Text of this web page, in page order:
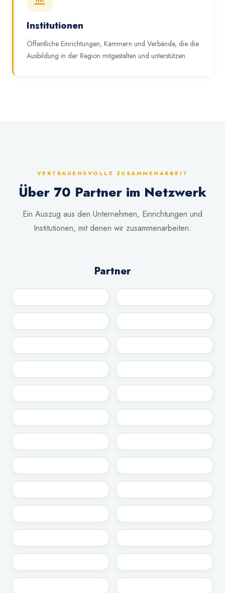
Institutionen
Öffentliche Einrichtungen, Kammern und Verbände, die die
Ausbildung in der Region mitgestalten und unterstützen.
VERTRAUENSVOLLE ZUSAMMENARBEIT
Über 70 Partner im Netzwerk
Ein Auszug aus den Unternehmen, Einrichtungen und
Institutionen, mit denen wir zusammenarbeiten.
Partner